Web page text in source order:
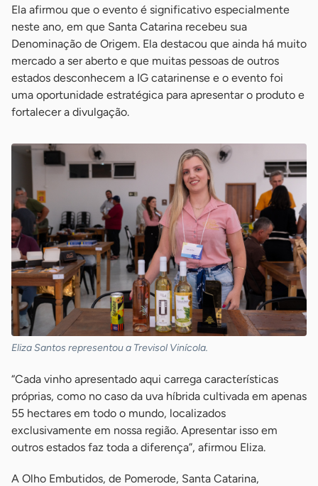
Ela afirmou que o evento é significativo especialmente
neste ano, em que Santa Catarina recebeu sua
Denominação de Origem. Ela destacou que ainda há muito
mercado a ser aberto e que muitas pessoas de outros
estados desconhecem a IG catarinense e o evento foi
uma oportunidade estratégica para apresentar o produto e
fortalecer a divulgação.
Eliza Santos representou a Trevisol Vinícola.
“Cada vinho apresentado aqui carrega características
próprias, como no caso da uva híbrida cultivada em apenas
55 hectares em todo o mundo, localizados
exclusivamente em nossa região. Apresentar isso em
outros estados faz toda a diferença”, afirmou Eliza.
A Olho Embutidos, de Pomerode, Santa Catarina,